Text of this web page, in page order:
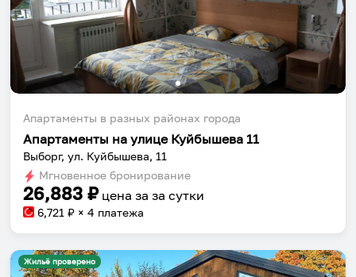
Апартаменты в разных районах города
Апартаменты на улице Куйбышева 11
Выборг, ул. Куйбышева, 11
Мгновенное бронирование
26,883 ₽ цена за за сутки
6,721 ₽ × 4 платежа
Жильё проверено